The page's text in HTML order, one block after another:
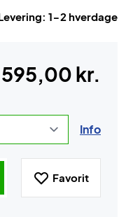
1-2 hverdage
595,00 kr.
Info
Favorit